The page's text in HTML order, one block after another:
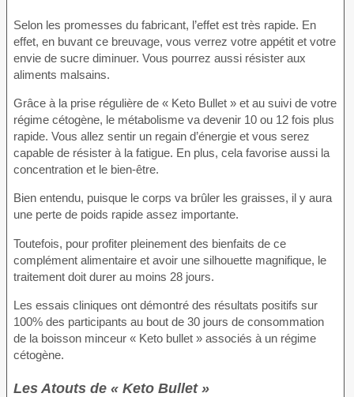
Selon les promesses du fabricant, l’effet est très rapide. En
effet, en buvant ce breuvage, vous verrez votre appétit et votre
envie de sucre diminuer. Vous pourrez aussi résister aux
aliments malsains.
Grâce à la prise régulière de « Keto Bullet » et au suivi de votre
régime cétogène, le métabolisme va devenir 10 ou 12 fois plus
rapide. Vous allez sentir un regain d’énergie et vous serez
capable de résister à la fatigue. En plus, cela favorise aussi la
concentration et le bien-être.
Bien entendu, puisque le corps va brûler les graisses, il y aura
une perte de poids rapide assez importante.
Toutefois, pour profiter pleinement des bienfaits de ce
complément alimentaire et avoir une silhouette magnifique, le
traitement doit durer au moins 28 jours.
Les essais cliniques ont démontré des résultats positifs sur
100% des participants au bout de 30 jours de consommation
de la boisson minceur « Keto bullet » associés à un régime
cétogène.
Les Atouts de « Keto Bullet »